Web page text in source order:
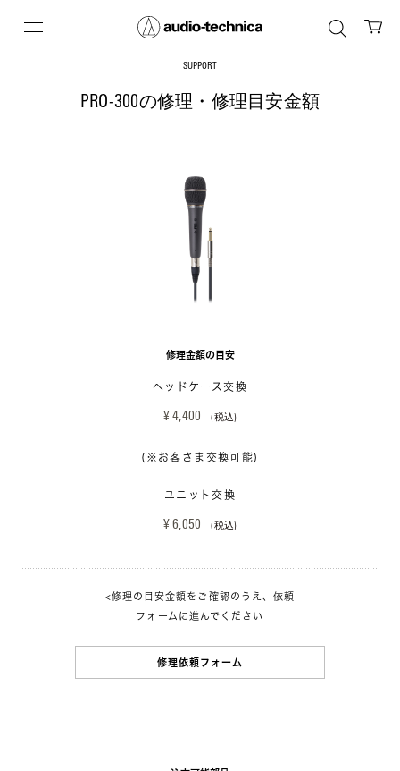
SUPPORT
PRO-300の修理・修理目安金額
修理金額の目安
ヘッドケース交換
¥ 4,400 (税込)
(※お客さま交換可能)
ユニット交換
¥ 6,050 (税込)
<修理の目安金額をご確認のうえ、依頼
フォームに進んでください
修理依頼フォーム